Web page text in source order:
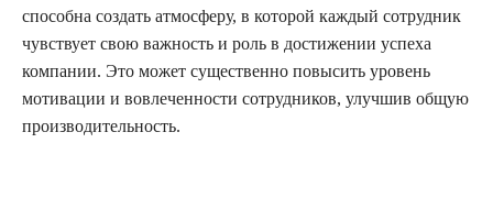
способна создать атмосферу, в которой каждый сотрудник
чувствует свою важность и роль в достижении успеха
компании. Это может существенно повысить уровень
мотивации и вовлеченности сотрудников, улучшив общую
производительность.